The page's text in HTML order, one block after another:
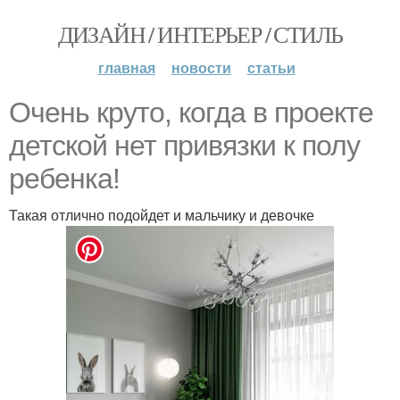
ДИЗАЙН / ИНТЕРЬЕР / СТИЛЬ
главная новости статьи
Очень круто, когда в проекте
детской нет привязки к полу
ребенка!
Такая отлично подойдет и мальчику и девочке